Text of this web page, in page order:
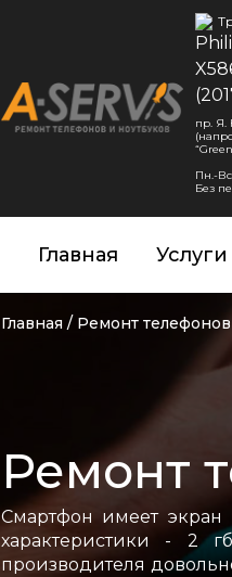
пр. Я.
Пн.-
Без
Главная Услуги
Главная / Ремонт телефонов
Ремонт
Смартфон имеет
характеристики - 2
производителя